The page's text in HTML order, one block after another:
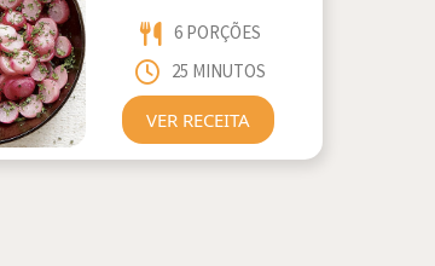
6 PORÇÕES
25 MINUTOS
VER RECEITA